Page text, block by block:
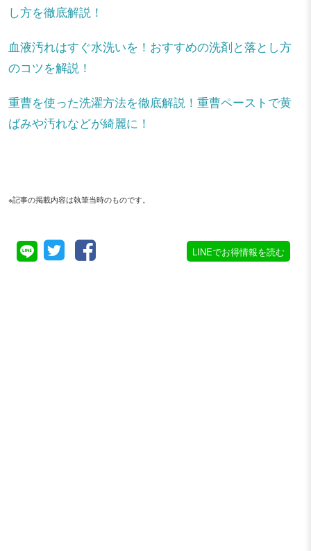
し方を徹底解説！
血液汚れはすぐ水洗いを！おすすめの洗剤と落とし方
のコツを解説！
重曹を使った洗濯方法を徹底解説！重曹ペーストで黄
ばみや汚れなどが綺麗に！
※記事の掲載内容は執筆当時のものです。
LINEでお得情報を読む